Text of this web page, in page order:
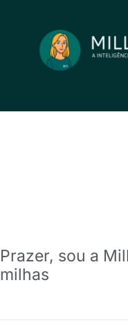
Prazer, sou a
milhas